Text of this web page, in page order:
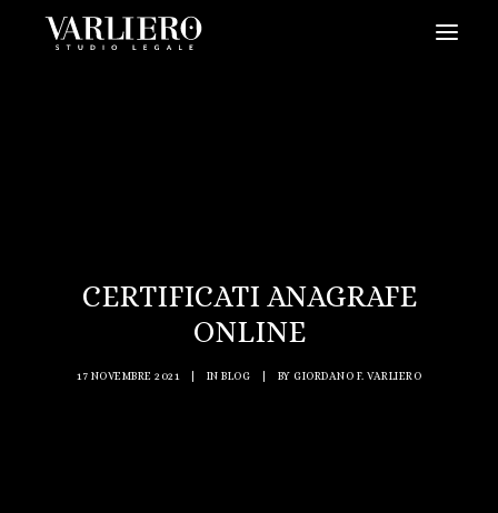
VIDEO
PRENDI UN APPUNTAMENTO
CERTIFICATI ANAGRAFE
ONLINE
17 NOVEMBRE 2021 IN BLOG BY GIORDANO F. VARLIERO